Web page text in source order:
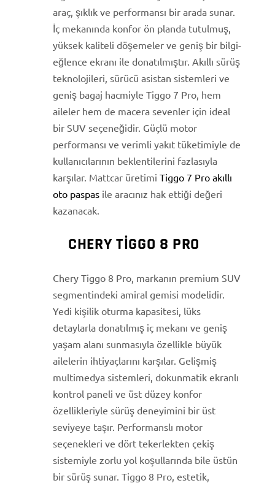
araç, şıklık ve performansı bir arada sunar.
İç mekanında konfor ön planda tutulmuş,
yüksek kaliteli döşemeler ve geniş bir bilgi-
eğlence ekranı ile donatılmıştır. Akıllı sürüş
teknolojileri, sürücü asistan sistemleri ve
geniş bagaj hacmiyle Tiggo 7 Pro, hem
aileler hem de macera sevenler için ideal
bir SUV seçeneğidir. Güçlü motor
performansı ve verimli yakıt tüketimiyle de
kullanıcılarının beklentilerini fazlasıyla
karşılar. Mattcar üretimi Tiggo 7 Pro akıllı
oto paspas ile aracınız hak ettiği değeri
kazanacak.
CHERY TIGGO 8 PRO
Chery Tiggo 8 Pro, markanın premium SUV
segmentindeki amiral gemisi modelidir.
Yedi kişilik oturma kapasitesi, lüks
detaylarla donatılmış iç mekanı ve geniş
yaşam alanı sunmasıyla özellikle büyük
ailelerin ihtiyaçlarını karşılar. Gelişmiş
multimedya sistemleri, dokunmatik ekranlı
kontrol paneli ve üst düzey konfor
özellikleriyle sürüş deneyimini bir üst
seviyeye taşır. Performanslı motor
seçenekleri ve dört tekerlekten çekiş
sistemiyle zorlu yol koşullarında bile üstün
bir sürüş sunar. Tiggo 8 Pro, estetik,